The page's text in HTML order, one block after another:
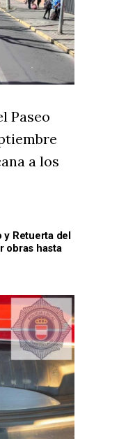
Paseo
a los
y Retuerta del
obras hasta